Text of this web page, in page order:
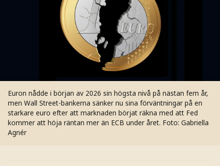
Euron nådde i början av 2026 sin högsta nivå på nästan fem år,
men Wall Street-bankerna sänker nu sina förväntningar på en
starkare euro efter att marknaden börjat räkna med att Fed
kommer att höja räntan mer än ECB under året. Foto: Gabriella
Agnér